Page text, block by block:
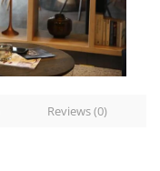
Reviews (0)